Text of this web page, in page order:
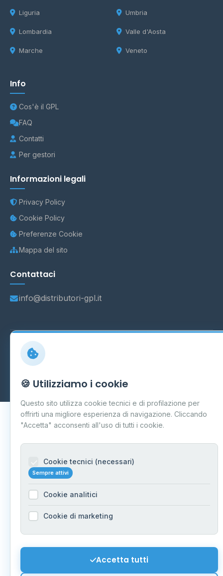
Liguria
Lombardia
Marche
Umbria
Valle d'Aosta
Veneto
Info
Cos'è il GPL
FAQ
Contatti
Per gestori
Informazioni legali
Privacy Policy
Cookie Policy
Preferenze Cookie
Mappa del sito
Contattaci
info@distributori-gpl.it
© 2026 - Distributori di GPL -
Aggiornamento quotidiano
🍪 Utilizziamo i cookie
Questo sito utilizza cookie tecnici e di profilazione per
offrirti una migliore esperienza di navigazione. Cliccando
"Accetta" acconsenti all'uso di tutti i cookie.
Cookie tecnici (necessari)
Sempre attivi
Cookie analitici
Cookie di marketing
Accetta tutti